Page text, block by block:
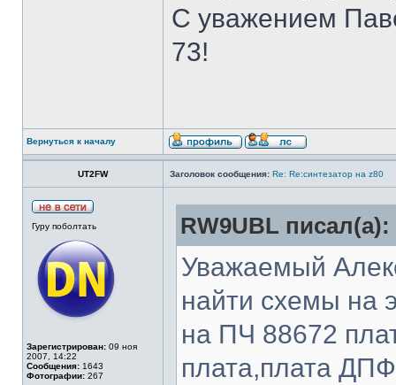
С уважением
73!
Вернуться к началу
UT2FW Заголовок сообщения: Re: Re:синтезатор на z80
Гуру поболтать
Зарегистрирован: 09 ноя
2007, 14:22
Сообщения: 1643
Фотографии: 267
RW9UBL писал(а):
Уважаемый
найти схемы на
на ПЧ 88672
плата,плата